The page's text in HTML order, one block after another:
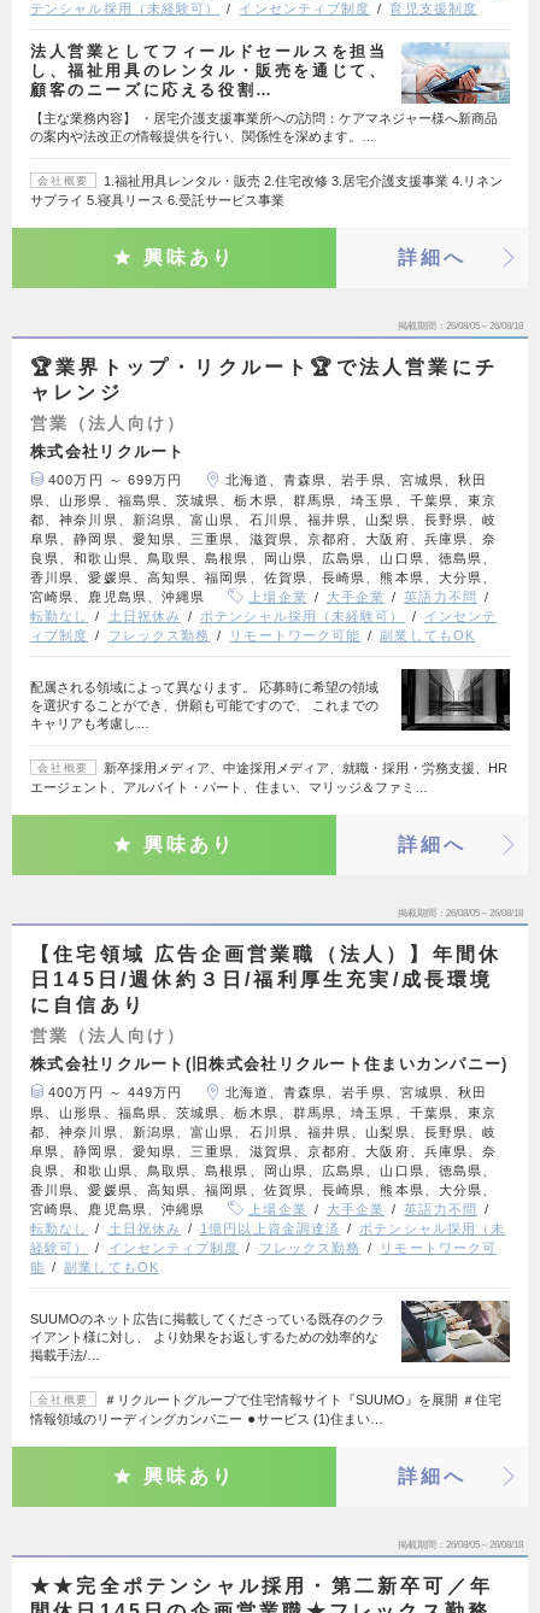
テンシャル採用（未経験可）
インセンティブ制度 育児支援制度
法人営業としてフィールドセールスを担当
し、福祉用具のレンタル・販売を通じて、
顧客のニーズに応える役割…
【主な業務内容】 ・居宅介護支援事業所への訪問：ケアマネジャー様へ新商品
の案内や法改正の情報提供を行い、関係性を深めます。…
会社概要
1.福祉用具レンタル・販売 2.住宅改修 3.居宅介護支援事業 4.リネン
サプライ 5.寝具リース 6.受託サービス事業
興味あり 詳細へ
掲載期間 26/08/05～26/08/18
🏆業界トップ・リクルート🏆で法人営業にチ
ャレンジ
営業（法人向け）
株式会社リクルート
400万円 ～ 699万円
北海道、青森県、岩手県、宮城県、秋田
県、山形県、福島県、茨城県、栃木県、群馬県、埼玉県、千葉県、東京
都、神奈川県、新潟県、富山県、石川県、福井県、山梨県、長野県、岐
阜県、静岡県、愛知県、三重県、滋賀県、京都府、大阪府、兵庫県、奈
良県、和歌山県、鳥取県、島根県、岡山県、広島県、山口県、徳島県、
香川県、愛媛県、高知県、福岡県、佐賀県、長崎県、熊本県、大分県、
宮崎県、鹿児島県、沖縄県
上場企業 大手企業
英語力不問
転勤なし
土日祝休み ポテンシャル採用（未経験可）
インセンテ
ィブ制度
フレックス勤務 リモートワーク可能 副業してもOK
配属される領域によって異なります。 応募時に希望の領域
を選択することができ、併願も可能ですので、 これまでの
キャリアも考慮し…
会社概要
新卒採用メディア、中途採用メディア、就職・採用・労務支援、HR
エージェント、アルバイト・パート、住まい、マリッジ＆ファミ…
興味あり 詳細へ
掲載期間 26/08/05～26/08/18
【住宅領域 広告企画営業職（法人）】年間休
日145日/週休約３日/福利厚生充実/成長環境
に自信あり
営業（法人向け）
株式会社リクルート(旧株式会社リクルート住まいカンパニー)
400万円 ～ 449万円
北海道、青森県、岩手県、宮城県、秋田
県、山形県、福島県、茨城県、栃木県、群馬県、埼玉県、千葉県、東京
都、神奈川県、新潟県、富山県、石川県、福井県、山梨県、長野県、岐
阜県、静岡県、愛知県、三重県、滋賀県、京都府、大阪府、兵庫県、奈
良県、和歌山県、鳥取県、島根県、岡山県、広島県、山口県、徳島県、
香川県、愛媛県、高知県、福岡県、佐賀県、長崎県、熊本県、大分県、
宮崎県、鹿児島県、沖縄県
上場企業 大手企業
英語力不問
転勤なし
土日祝休み 1億円以上資金調達済
ポテンシャル採用（未
経験可）
インセンティブ制度 フレックス勤務
リモートワーク可
能
副業してもOK
SUUMOのネット広告に掲載してくださっている既存のクラ
イアント様に対し、 より効果をお返しするための効率的な
掲載手法/…
会社概要
＃リクルートグループで住宅情報サイト『SUUMO』を展開 ＃住宅
情報領域のリーディングカンパニー ⚫︎サービス (1)住まい…
興味あり 詳細へ
掲載期間 26/08/05～26/08/18
★★完全ポテンシャル採用・第二新卒可／年